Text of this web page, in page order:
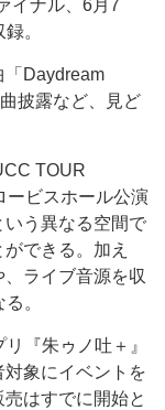
イナル、6月7
。
Daydream
披露など、見ど
TOUR
ービスホール公演
う異なる空間で
できる。加え
ライブ音源を収
。
『朱ゥノ吐＋』
象にイベントを
はすでに開始と